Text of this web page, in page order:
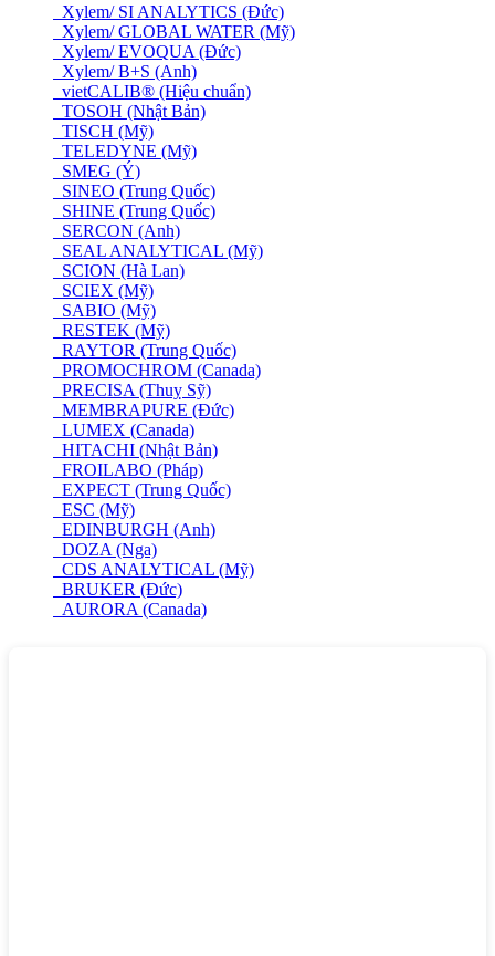
Xylem/ SI ANALYTICS (Đức)
Xylem/ GLOBAL WATER (Mỹ)
Xylem/ EVOQUA (Đức)
Xylem/ B+S (Anh)
vietCALIB® (Hiệu chuẩn)
TOSOH (Nhật Bản)
TISCH (Mỹ)
TELEDYNE (Mỹ)
SMEG (Ý)
SINEO (Trung Quốc)
SHINE (Trung Quốc)
SERCON (Anh)
SEAL ANALYTICAL (Mỹ)
SCION (Hà Lan)
SCIEX (Mỹ)
SABIO (Mỹ)
RESTEK (Mỹ)
RAYTOR (Trung Quốc)
PROMOCHROM (Canada)
PRECISA (Thuỵ Sỹ)
MEMBRAPURE (Đức)
LUMEX (Canada)
HITACHI (Nhật Bản)
FROILABO (Pháp)
EXPECT (Trung Quốc)
ESC (Mỹ)
EDINBURGH (Anh)
DOZA (Nga)
CDS ANALYTICAL (Mỹ)
BRUKER (Đức)
AURORA (Canada)